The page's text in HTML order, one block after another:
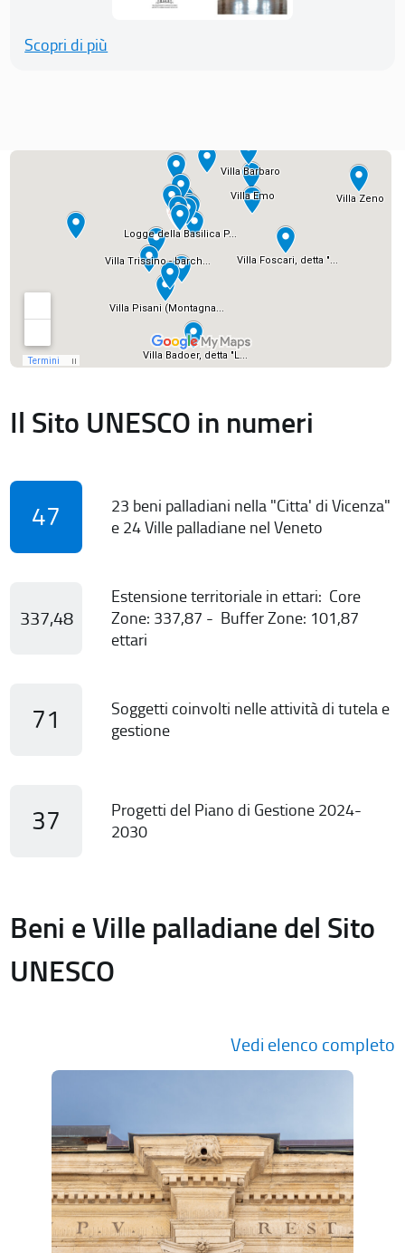
Scopri di più
Il Sito UNESCO in numeri
47
23 beni palladiani nella "Citta' di Vicenza"
e 24 Ville palladiane nel Veneto
337,48
Estensione territoriale in ettari: Core
Zone: 337,87 - Buffer Zone: 101,87
ettari
71
Soggetti coinvolti nelle attività di tutela e
gestione
37
Progetti del Piano di Gestione 2024-
2030
Beni e Ville palladiane del Sito
UNESCO
Vedi elenco completo